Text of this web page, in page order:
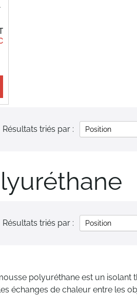
polyuréthane est un
échanges de chaleur entre les
Résultats triés par :
Résultats triés par :